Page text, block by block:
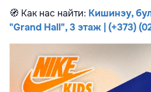
🧭 Как нас найти: Кишинэу,
"Grand Hall", 3 этаж | (+373)